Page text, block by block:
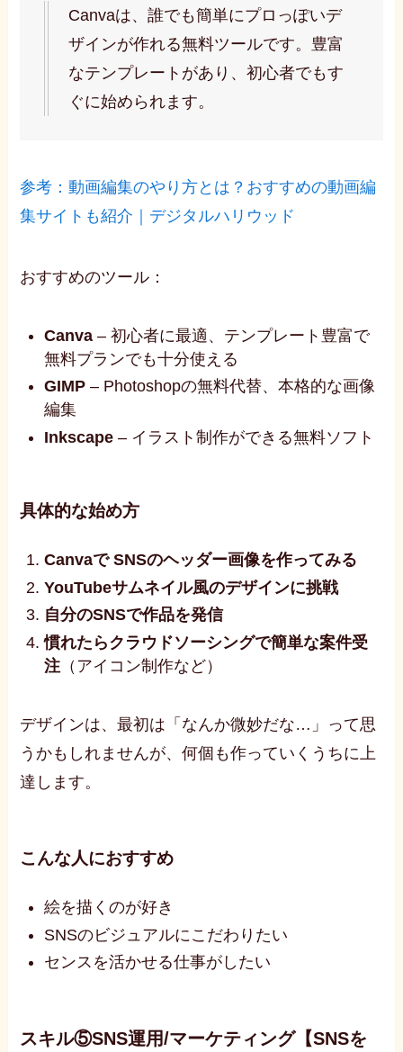
Canvaは、誰でも簡単にプロっぽいデ
ザインが作れる無料ツールです。豊富
なテンプレートがあり、初心者でもす
ぐに始められます。
参考：動画編集のやり方とは？おすすめの動画編
集サイトも紹介｜デジタルハリウッド
おすすめのツール：
Canva – 初心者に最適、テンプレート豊富で
無料プランでも十分使える
GIMP – Photoshopの無料代替、本格的な画像
編集
Inkscape – イラスト制作ができる無料ソフト
具体的な始め方
Canvaで SNSのヘッダー画像を作ってみる
YouTubeサムネイル風のデザインに挑戦
自分のSNSで作品を発信
慣れたらクラウドソーシングで簡単な案件受
注 （アイコン制作など）
デザインは、最初は「なんか微妙だな…」って思
うかもしれませんが、何個も作っていくうちに上
達します。
こんな人におすすめ
絵を描くのが好き
SNSのビジュアルにこだわりたい
センスを活かせる仕事がしたい
スキル⑤SNS運用/マーケティング【SNSを